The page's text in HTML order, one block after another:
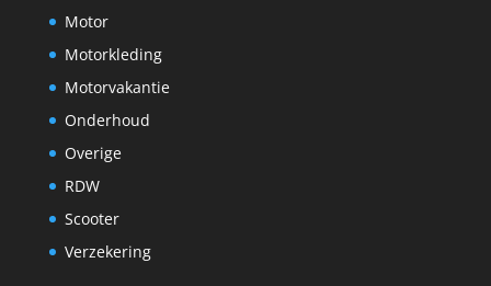
Motor
Motorkleding
Motorvakantie
Onderhoud
Overige
RDW
Scooter
Verzekering